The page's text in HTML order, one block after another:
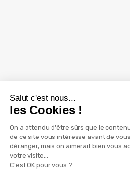
ZAC Les
16 rue
91940 GOMETZ
01 60 12